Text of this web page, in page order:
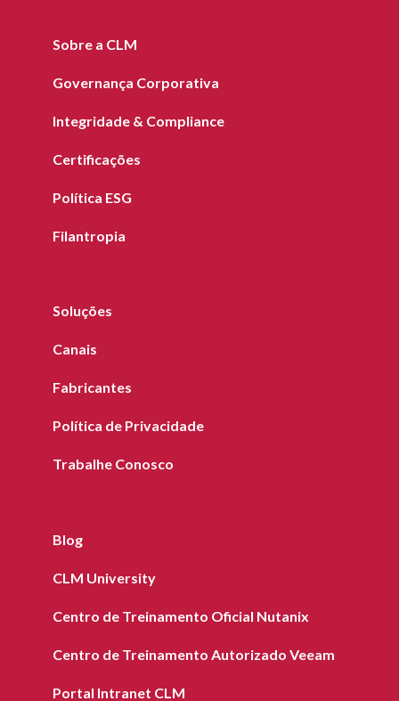
Sobre a CLM
Governança Corporativa
Integridade & Compliance
Certificações
Política ESG
Filantropia
Soluções
Canais
Fabricantes
Política de Privacidade
Trabalhe Conosco
Blog
CLM University
Centro de Treinamento Oficial Nutanix
Centro de Treinamento Autorizado Veeam
Portal Intranet CLM